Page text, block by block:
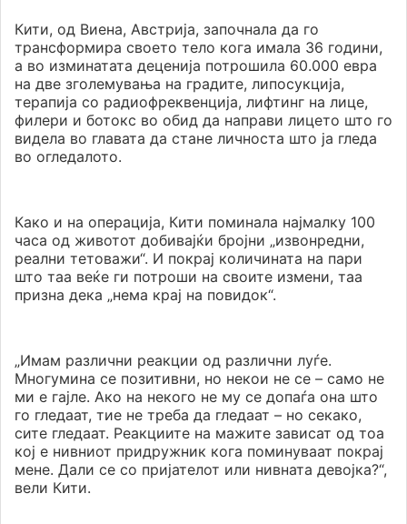
Кити, од Виена, Австрија, започнала да го
трансформира своето тело кога имала 36 години,
а во изминатата деценија потрошила 60.000 евра
на две зголемувања на градите, липосукција,
терапија со радиофреквенција, лифтинг на лице,
филери и ботокс во обид да направи лицето што го
видела во главата да стане личноста што ја гледа
во огледалото.
Како и на операција, Кити поминала најмалку 100
часа од животот добивајќи бројни „извонредни,
реални тетоважи“. И покрај количината на пари
што таа веќе ги потроши на своите измени, таа
призна дека „нема крај на повидок“.
„Имам различни реакции од различни луѓе.
Многумина се позитивни, но некои не се – само не
ми е гајле. Ако на некого не му се допаѓа она што
го гледаат, тие не треба да гледаат – но секако,
сите гледаат. Реакциите на мажите зависат од тоа
кој е нивниот придружник кога поминуваат покрај
мене. Дали се со пријателот или нивната девојка?“,
вели Кити.